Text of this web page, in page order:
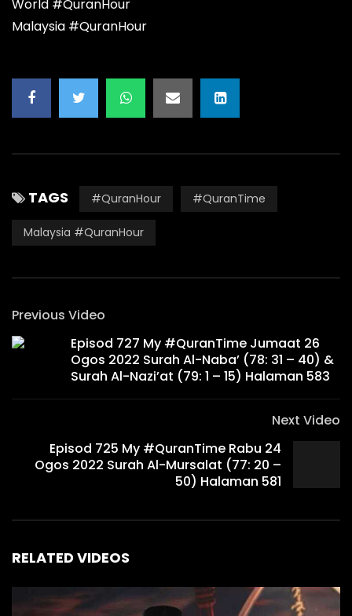
World #QuranHour
Malaysia #QuranHour
TAGS #QuranHour #QuranTime
Malaysia #QuranHour
Previous Video
Episod 727 My #QuranTime Jumaat 26
Ogos 2022 Surah Al-Naba’ (78: 31 – 40) &
Surah Al-Nazi’at (79: 1 – 15) Halaman 583
Next Video
Episod 725 My #QuranTime Rabu 24
Ogos 2022 Surah Al-Mursalat (77: 20 –
50) Halaman 581
RELATED VIDEOS